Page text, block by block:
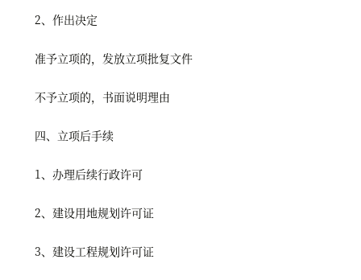
2、作出决定
准予立项的，发放立项批复文件
不予立项的，书面说明理由
四、立项后手续
1、办理后续行政许可
2、建设用地规划许可证
3、建设工程规划许可证